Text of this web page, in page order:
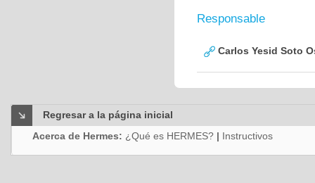
Responsable
Carlos Yesid Soto
Regresar a la página inicial
Acerca de Hermes: ¿Qué es HERMES? | Instructivos